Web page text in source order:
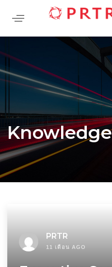
PRTR
11 เดือน AGO